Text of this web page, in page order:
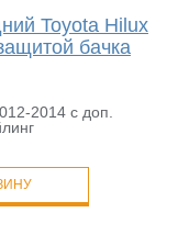
Toyota Hilux
бачка
2014 с доп.